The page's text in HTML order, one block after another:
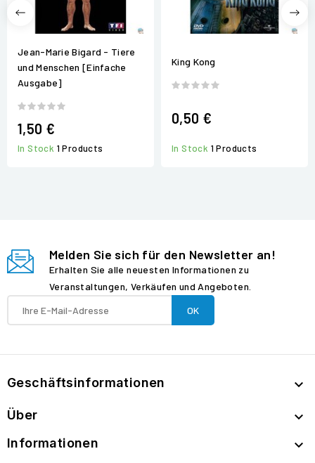
Jean-Marie Bigard - Tiere
und Menschen [Einfache
Ausgabe]
1,50 €
In Stock 1 Products
King Kong
0,50 €
In Stock 1 Products
Melden Sie sich für den Newsletter an!
Erhalten Sie alle neuesten Informationen zu
Veranstaltungen, Verkäufen und Angeboten.
Geschäftsinformationen 
Über 
Informationen 